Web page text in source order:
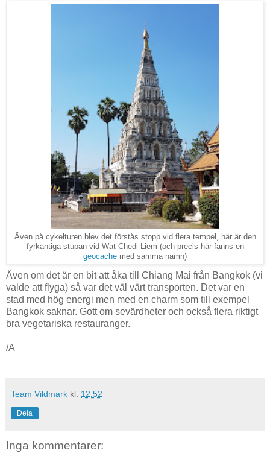
Även på cykelturen blev det förstås stopp vid flera tempel, här är den
fyrkantiga stupan vid Wat Chedi Liem (och precis här fanns en
geocache med samma namn)
Även om det är en bit att åka till Chiang Mai från Bangkok (vi
valde att flyga) så var det väl värt transporten. Det var en
stad med hög energi men med en charm som till exempel
Bangkok saknar. Gott om sevärdheter och också flera riktigt
bra vegetariska restauranger.
/A
Team Vildmark kl. 12:52
Dela
Inga kommentarer: